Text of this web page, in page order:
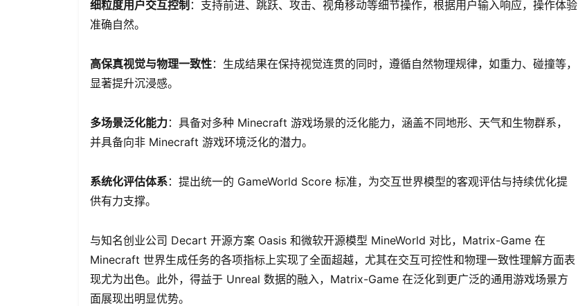
细粒度用户交互控制 ：支持前进、跳跃、攻击、视角移动等细节操作，根据用户输入响应，操作体验
准确自然。
高保真视觉与物理一致性：生成结果在保持视觉连贯的同时，遵循自然物理规律，如重力、碰撞等，
显著提升沉浸感。
多场景泛化能力：具备对多种 Minecraft 游戏场景的泛化能力，涵盖不同地形、天气和生物群系，
并具备向非 Minecraft 游戏环境泛化的潜力。
系统化评估体系：提出统一的 GameWorld Score 标准，为交互世界模型的客观评估与持续优化提
供有力支撑。
与知名创业公司 Decart 开源方案 Oasis 和微软开源模型 MineWorld 对比，Matrix-Game 在
Minecraft 世界生成任务的各项指标上实现了全面超越，尤其在交互可控性和物理一致性理解方面表
现尤为出色。此外，得益于 Unreal 数据的融入，Matrix-Game 在泛化到更广泛的通用游戏场景方
面展现出明显优势。